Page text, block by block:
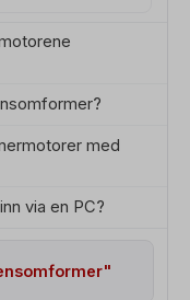
med
via en PC?